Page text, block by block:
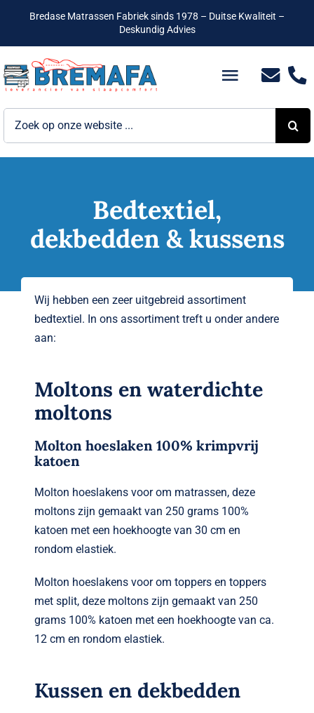
inhoud
Bredase Matrassen Fabriek sinds 1978 – Duitse Kwaliteit –
Deskundig Advies
Toggle
Bedden
Hotelbedden
Boxsprings
Lattenbodems
Verwante artikelen
Nieuws
Bedtextiel,
dekbedden & kussens
Wij hebben een zeer uitgebreid assortiment
bedtextiel. In ons assortiment treft u onder andere
aan:
Moltons en waterdichte
moltons
Molton hoeslaken 100% krimpvrij
katoen
Molton hoeslakens voor om matrassen, deze
moltons zijn gemaakt van 250 grams 100%
katoen met een hoekhoogte van 30 cm en
rondom elastiek.
Molton hoeslakens voor om toppers en toppers
met split, deze moltons zijn gemaakt van 250
grams 100% katoen met een hoekhoogte van ca.
12 cm en rondom elastiek.
Kussen en dekbedden